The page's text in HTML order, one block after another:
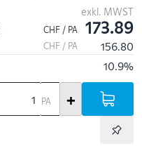
exkl. MWST
CHF / PA 173.89
CHF / PA
156.80
10.9%
PA +